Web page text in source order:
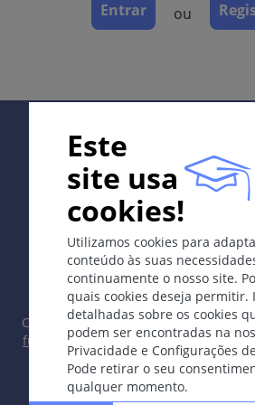
(reto, próstata) (doença de Paget
axila, região inguinal ou
perianal.ATENÇÃO!:
dermatite
somente um mamilo -> eliminar
Localização
Mamilo, axila, genitália, parte
perianal.
Dermatopatologia
Células tumorais intraepiteliais
Complicações
Associação com carcinoma
Entrar ou
Este
site usa
cookies!
Utilizamos cookies para
conteúdo às suas
continuamente o nosso site.
quais cookies deseja permitir.
detalhadas sobre os cookies
podem ser encontradas na
Privacidade e Configurações
Pode retirar o seu
qualquer momento.
In collaboration with Erasmus+
group
Copyright © 2003-2026 CYBERDERM
fundador Guenter Burg, M.D.-
Vahid Djamei,
All rights